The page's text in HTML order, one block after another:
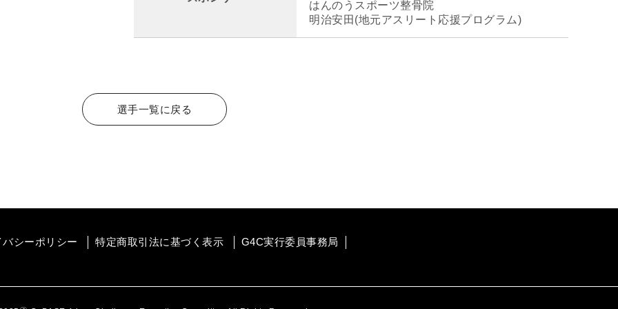
はんのうスポーツ整骨院
明治安田(地元アスリート応援プログラム)
選手一覧に戻る
シーポリシー 特定商取引法に基づく表示 G4C実行委員事務局